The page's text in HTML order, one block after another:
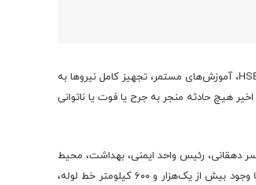
رئیس واحد ایمنی، بهداشت و محیط زیست منطقه جنوب شرق به اجرای برنامه‌های منسجم HSE، آموزش‌های مستمر، تجهیز کامل نیروها به
هیچ حادثه منجر به جرح یا فوت یا ناتوانی
دهقانی، رئیس واحد ایمنی، بهداشت، محیط
زیست و پدافند غیرعمل منطقه با اشاره به گستردگی عملیات فنی در این منطقه، اعلام کرد: با وجود بیش از یک‌هزار و ۶۰۰ کیلومتر خط لوله،